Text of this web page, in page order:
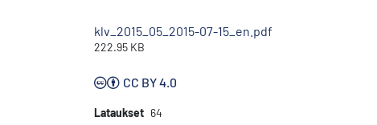
klv_2015_05_2015-07-15_en.pdf
222.95 KB
CC BY 4.0
Lataukset 64